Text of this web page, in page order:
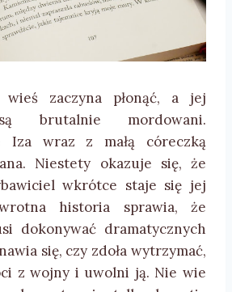
wieś zaczyna płonąć, a jej
brutalnie mordowani.
Iza wraz z małą córeczką
Niestety okazuje się, że
wkrótce staje się jej
historia sprawia, że
dokonywać dramatycznych
się, czy zdoła wytrzymać,
z wojny i uwolni ją. Nie wie